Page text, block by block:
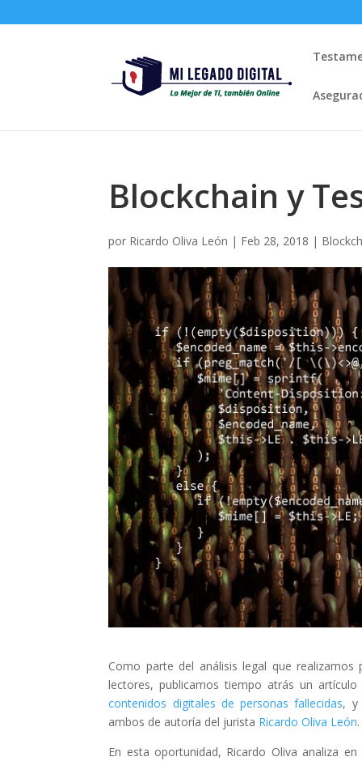
Blockchain y
por Ricardo Oliva León | Feb 28, 2018 |
Como parte del análisis legal que
lectores, publicamos tiempo atrás un
contenidos digitales de personas fallecidas, y
ambos de autoría del jurista Ricardo Oliva León.
En esta oportunidad, Ricardo Oliva analiza